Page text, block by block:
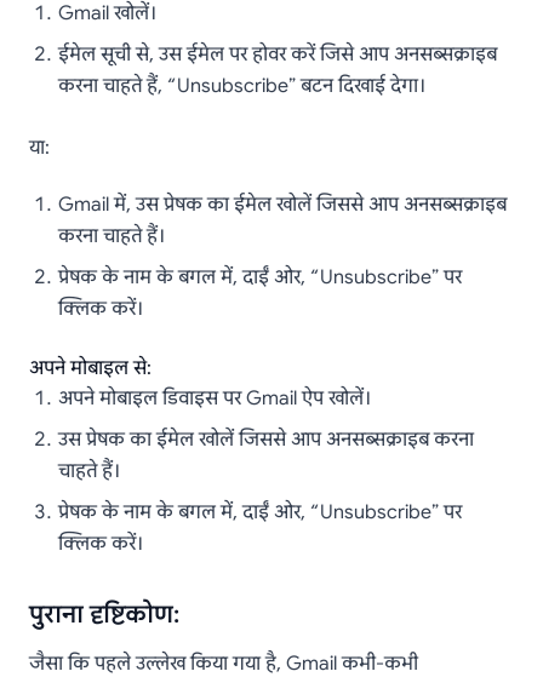
Gmail खोलें।
ईमेल सूची से, उस ईमेल पर होवर करें जिसे आप अनसब्सक्राइब
करना चाहते हैं, “Unsubscribe” बटन दिखाई देगा।
या:
Gmail में, उस प्रेषक का ईमेल खोलें जिससे आप अनसब्सक्राइब
करना चाहते हैं।
प्रेषक के नाम के बगल में, दाईं ओर, “Unsubscribe” पर
क्लिक करें।
अपने मोबाइल से:
अपने मोबाइल डिवाइस पर Gmail ऐप खोलें।
उस प्रेषक का ईमेल खोलें जिससे आप अनसब्सक्राइब करना
चाहते हैं।
प्रेषक के नाम के बगल में, दाईं ओर, “Unsubscribe” पर
क्लिक करें।
पुराना दृष्टिकोण:
जैसा कि पहले उल्लेख किया गया है, Gmail कभी-कभी